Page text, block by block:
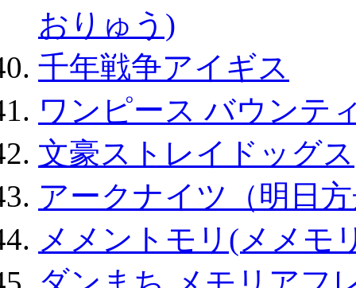
おりゅう)
千年戦争アイギス
ワンピース バウンテ
文豪ストレイドッグス
アークナイツ（明日
メメントモリ(メメモ